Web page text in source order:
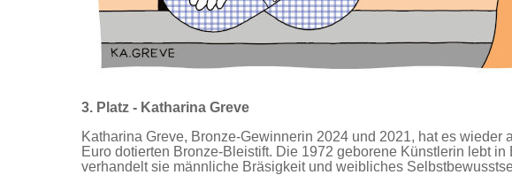
3. Platz - Katharina Greve
Katharina Greve, Bronze-Gewinnerin 2024 und 2021, hat es
Euro dotierten Bronze-Bleistift. Die 1972 geborene Künstlerin lebt
verhandelt sie männliche Bräsigkeit und weibliches